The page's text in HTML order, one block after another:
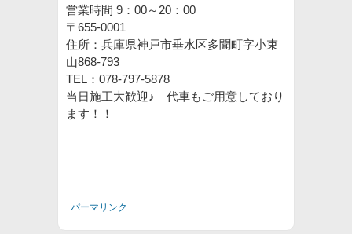
営業時間 9：00～20：00
〒655-0001
住所：兵庫県神戸市垂水区多聞町字小束
山868-793
TEL：078-797-5878
当日施工大歓迎♪ 代車もご用意しており
ます！！
パーマリンク